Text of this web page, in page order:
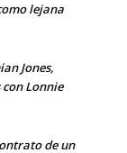
lejana
Jones,
Lonnie
de un